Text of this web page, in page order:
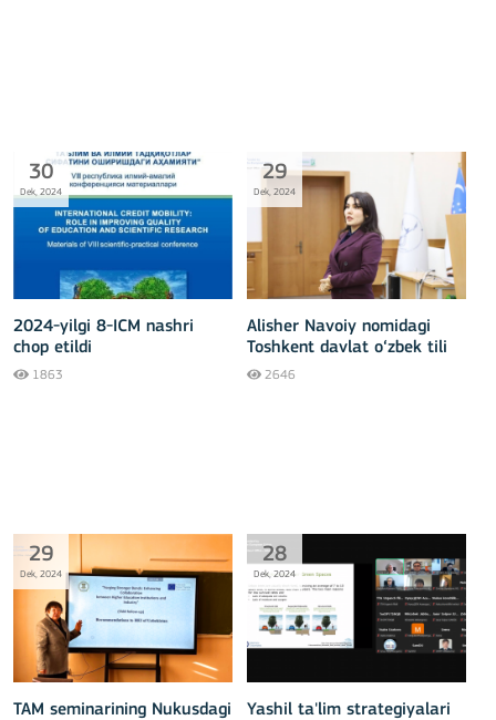
30
Dek, 2024
2024-yilgi 8-ICM nashri
chop etildi
1863
29
Dek, 2024
Alisher Navoiy nomidagi
Toshkent davlat o‘zbek tili
va adabiyoti universitetida
2646
29
Dek, 2024
TAM seminarining Nukusdagi
28
Dek, 2024
Yashil ta'lim strategiyalari